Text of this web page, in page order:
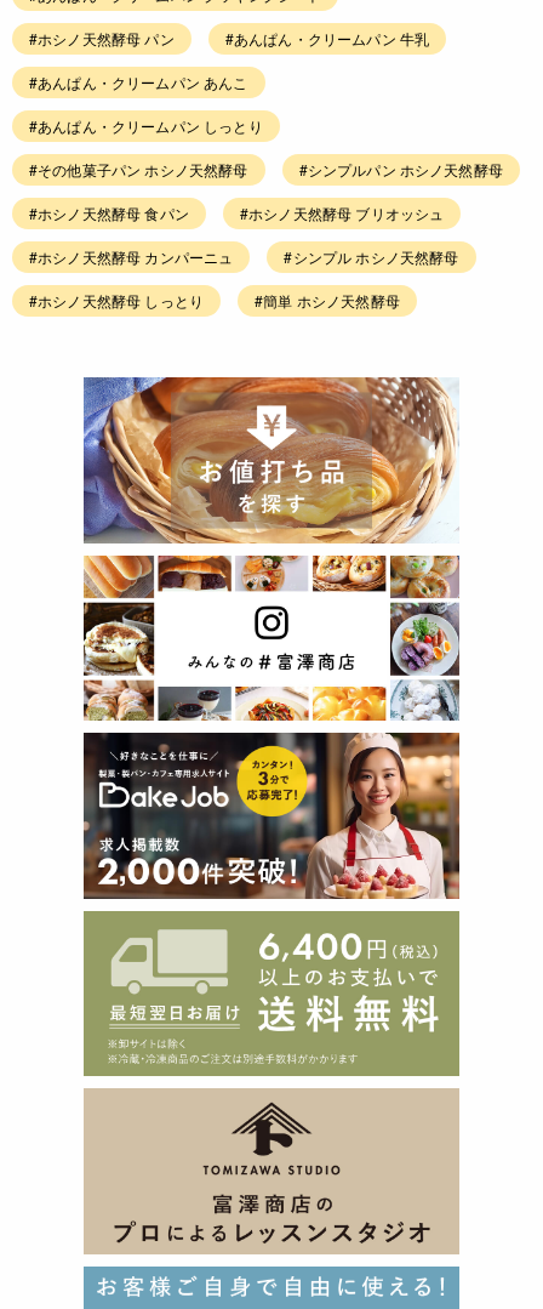
#ホシノ天然酵母 パン #あんぱん・クリームパン 牛乳
#あんぱん・クリームパン あんこ
#あんぱん・クリームパン しっとり
#その他菓子パン ホシノ天然酵母 #シンプルパン ホシノ天然酵母
#ホシノ天然酵母 食パン #ホシノ天然酵母 ブリオッシュ
#ホシノ天然酵母 カンパーニュ #シンプル ホシノ天然酵母
#ホシノ天然酵母 しっとり #簡単 ホシノ天然酵母